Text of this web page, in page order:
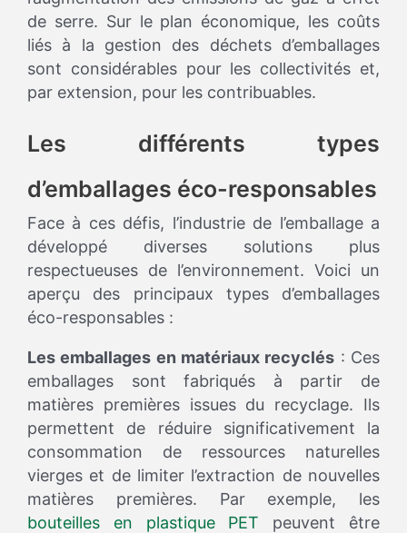
de serre. Sur le plan économique, les coûts
liés à la gestion des déchets d’emballages
sont considérables pour les collectivités et,
par extension, pour les contribuables.
Les différents types
d’emballages éco-responsables
Face à ces défis, l’industrie de l’emballage a
développé diverses solutions plus
respectueuses de l’environnement. Voici un
aperçu des principaux types d’emballages
éco-responsables :
Les emballages en matériaux recyclés : Ces
emballages sont fabriqués à partir de
matières premières issues du recyclage. Ils
permettent de réduire significativement la
consommation de ressources naturelles
vierges et de limiter l’extraction de nouvelles
matières premières. Par exemple, les
bouteilles en plastique PET peuvent être